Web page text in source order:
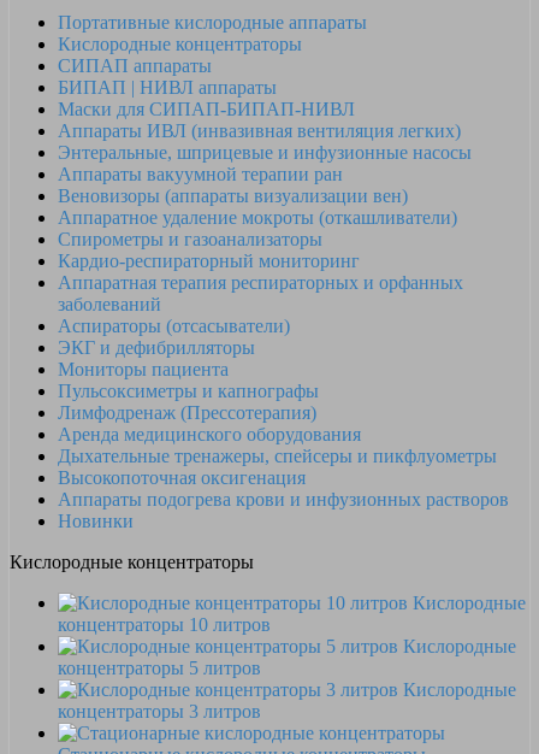
Портативные кислородные аппараты
Кислородные концентраторы
СИПАП аппараты
БИПАП | НИВЛ аппараты
Маски для СИПАП-БИПАП-НИВЛ
Аппараты ИВЛ (инвазивная вентиляция легких)
Энтеральные, шприцевые и инфузионные насосы
Аппараты вакуумной терапии ран
Веновизоры (аппараты визуализации вен)
Аппаратное удаление мокроты (откашливатели)
Спирометры и газоанализаторы
Кардио-респираторный мониторинг
Аппаратная терапия респираторных и орфанных
заболеваний
Аспираторы (отсасыватели)
ЭКГ и дефибрилляторы
Мониторы пациента
Пульсоксиметры и капнографы
Лимфодренаж (Прессотерапия)
Аренда медицинского оборудования
Дыхательные тренажеры, спейсеры и пикфлуометры
Высокопоточная оксигенация
Аппараты подогрева крови и инфузионных растворов
Новинки
Кислородные концентраторы
Кислородные
концентраторы 10 литров
Кислородные
концентраторы 5 литров
Кислородные
концентраторы 3 литров